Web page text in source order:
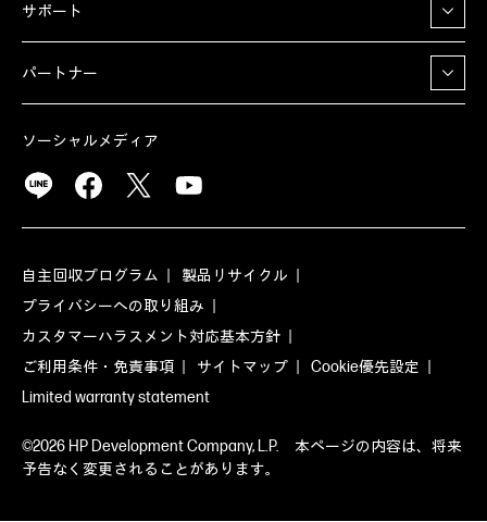
サポート
パートナー
ソーシャルメディア
自主回収プログラム
製品リサイクル
プライバシーへの取り組み
カスタマーハラスメント対応基本方針
ご利用条件・免責事項
サイトマップ
Cookie優先設定
Limited warranty statement
©2026 HP Development Company, L.P. 本ページの内容は、将来
予告なく変更されることがあります。